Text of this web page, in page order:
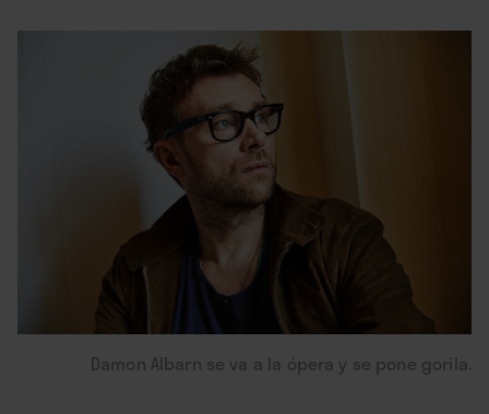
Damon Albarn se va a la ópera y se pone gorila.